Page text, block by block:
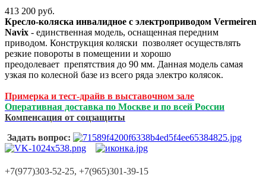
413 200 руб.
Кресло-коляска инвалидное с электроприводом Vermeiren
Navix - единственная модель, оснащенная передним
приводом. Конструкция коляски позволяет осуществлять
резкие повороты в помещении и хорошо
преодолевает препятствия до 90 мм. Данная модель самая
узкая по колесной базе из всего ряда электро колясок.
Примерка и тест-драйв в выставочном зале
Оперативная доставка по Москве и по всей России
Компенсация от соцзащиты
Задать вопрос:
+7(977)303-52-25, +7(965)301-39-15